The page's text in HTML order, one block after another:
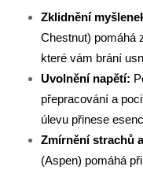
Zklidnění
Chestnut) pomáhá
které vám brání
Uvolnění napětí:
přepracování a
úlevu přinese
Zmírnění strachů
(Aspen) pomáhá